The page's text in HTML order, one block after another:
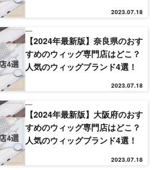
2023.07.18
【2024年最新版】奈良県のおす
すめのウィッグ専門店はどこ？
人気のウィッグブランド4選！
2023.07.18
【2024年最新版】大阪府のおす
すめのウィッグ専門店はどこ？
人気のウィッグブランド4選！
2023.07.18